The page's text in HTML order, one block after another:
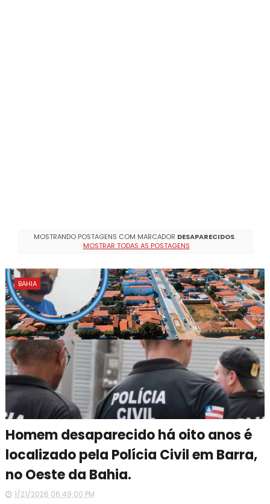
MOSTRANDO POSTAGENS COM MARCADOR DESAPARECIDOS.
MOSTRAR TODAS AS POSTAGENS
BAHIA
Homem desaparecido há oito anos é
localizado pela Polícia Civil em Barra,
no Oeste da Bahia.
1/21/2026 06:49:00 PM